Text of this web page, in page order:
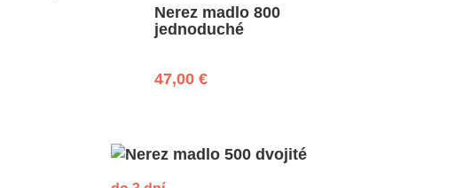
Nerez madlo 800
jednoduché
47,00 €